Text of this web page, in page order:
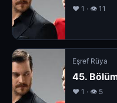
❤️ 1 · 👁 11
Eşref Rüya
45.
❤️ 1 · 👁 5